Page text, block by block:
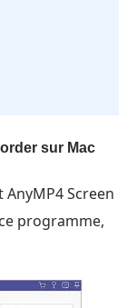
sur Mac
Screen
programme,